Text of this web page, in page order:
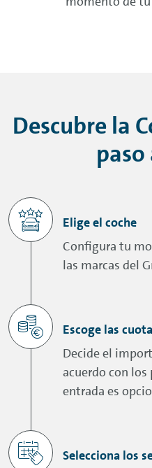
Descubre la
paso
Elige el coche
Configura tu
las marcas del
Escoge las
Decide el
acuerdo con los
entrada es
Selecciona los